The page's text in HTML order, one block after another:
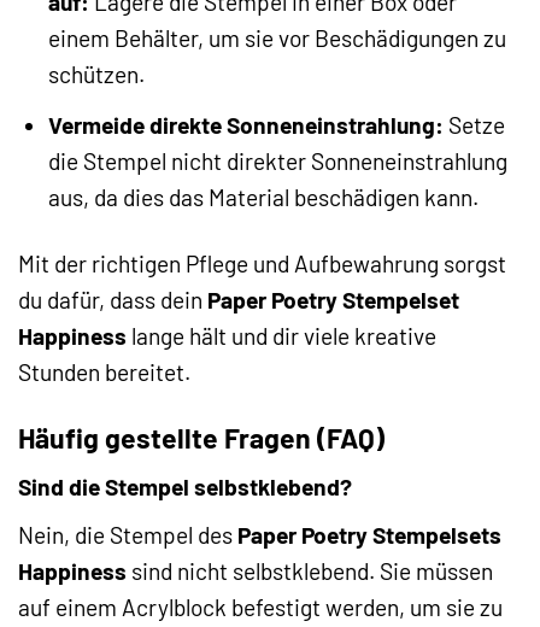
einem Behälter, um sie vor Beschädigungen zu
schützen.
Vermeide direkte Sonneneinstrahlung: Setze
die Stempel nicht direkter Sonneneinstrahlung
aus, da dies das Material beschädigen kann.
Mit der richtigen Pflege und Aufbewahrung sorgst
du dafür, dass dein Paper Poetry Stempelset
Happiness lange hält und dir viele kreative
Stunden bereitet.
Häufig gestellte Fragen (FAQ)
Sind die Stempel selbstklebend?
Nein, die Stempel des Paper Poetry Stempelsets
Happiness sind nicht selbstklebend. Sie müssen
auf einem Acrylblock befestigt werden, um sie zu